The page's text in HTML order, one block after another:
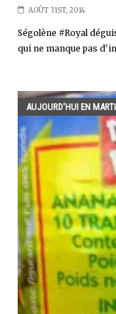
AOÛT 31ST, 2014
Ségolène #Royal
qui ne manque pas
AUJOURD'HUI EN